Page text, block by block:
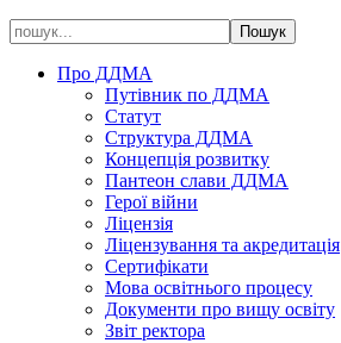
Про ДДМА
Путівник по ДДМА
Статут
Структура ДДМА
Концепція розвитку
Пантеон слави ДДМА
Герої війни
Ліцензія
Ліцензування та акредитація
Сертифікати
Мова освітнього процесу
Документи про вищу освіту
Звіт ректора